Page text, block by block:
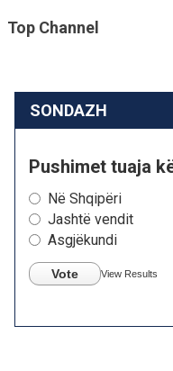
Top Channel
SONDAZH
Pushimet tuaja
Në Shqipëri
Jashtë vendit
Asgjëkundi
Vote View Results